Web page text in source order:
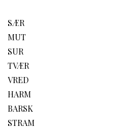
SÆR
MUT
SUR
TVÆR
VRED
HARM
BARSK
STRAM